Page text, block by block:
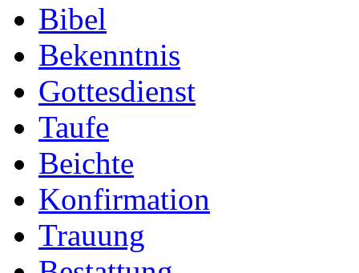
Bibel
Bekenntnis
Gottesdienst
Taufe
Beichte
Konfirmation
Trauung